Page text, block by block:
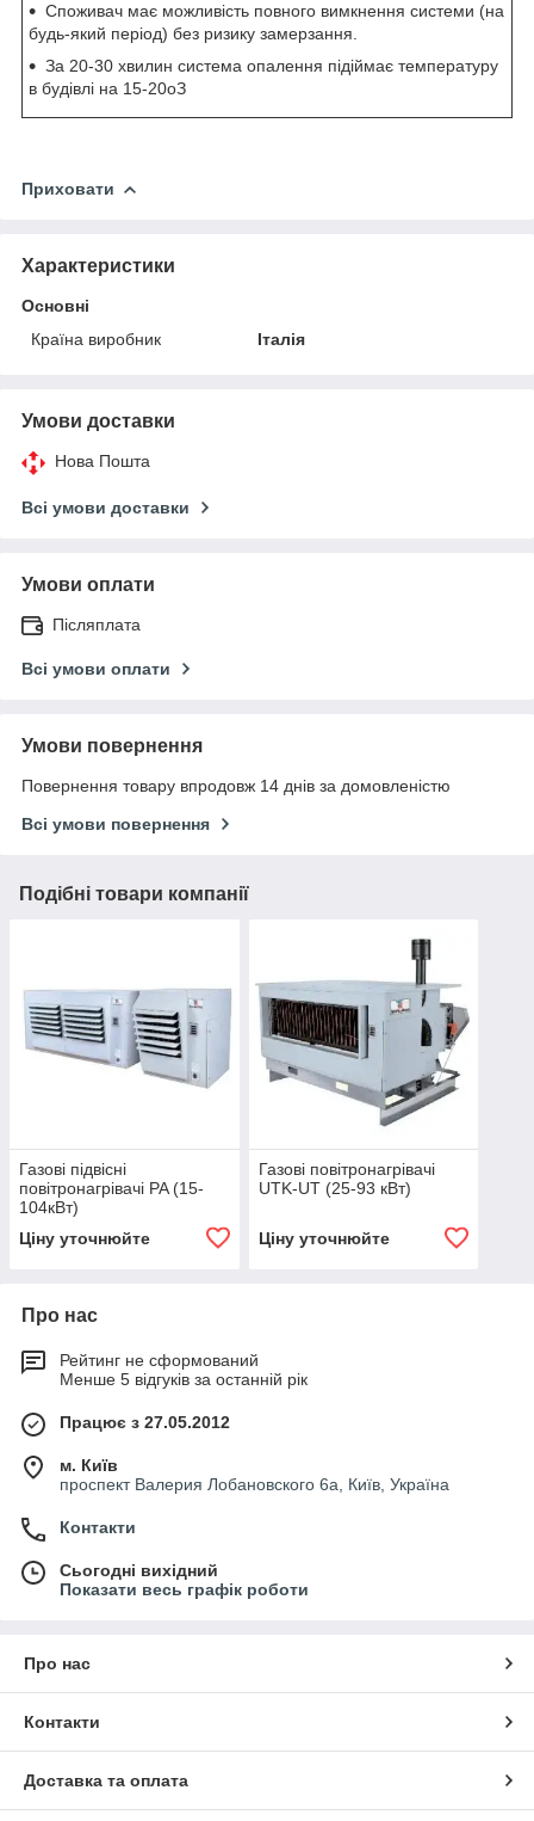
Споживач має можливість повного вимкнення системи (на
будь-який період) без ризику замерзання.
За 20-30 хвилин система опалення підіймає температуру
в будівлі на 15-20оЗ
Приховати
Характеристики
Основні
Країна виробник
Італія
Умови доставки
Нова Пошта
Всі умови доставки
Умови оплати
Післяплата
Всі умови оплати
Умови повернення
Повернення товару впродовж 14 днів за домовленістю
Всі умови повернення
Подібні товари компанії
Газові підвісні
повітронагрівачі PA (15-
104кВт)
Ціну уточнюйте
Газові повітронагрівачі
UTK-UT (25-93 кВт)
Ціну уточнюйте
Про нас
Рейтинг не сформований
Менше 5 відгуків за останній рік
Працює з 27.05.2012
м. Київ
проспект Валерия Лобановского 6а, Київ, Україна
Контакти
Сьогодні вихідний
Показати весь графік роботи
Про нас
Контакти
Доставка та оплата